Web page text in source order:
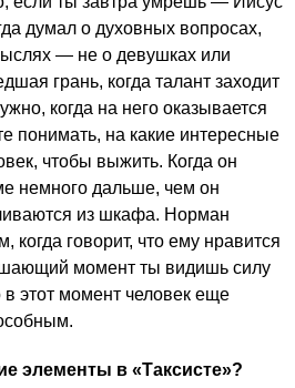
думал о духовных вопросах,
— не о девушках или
грань, когда талант заходит
когда на него оказывается
понимать, на какие интересные
чтобы выжить. Когда он
немного дальше, чем он
из шкафа. Норман
когда говорит, что ему нравится
момент ты видишь силу
этот момент человек еще
элементы в «Таксисте»?